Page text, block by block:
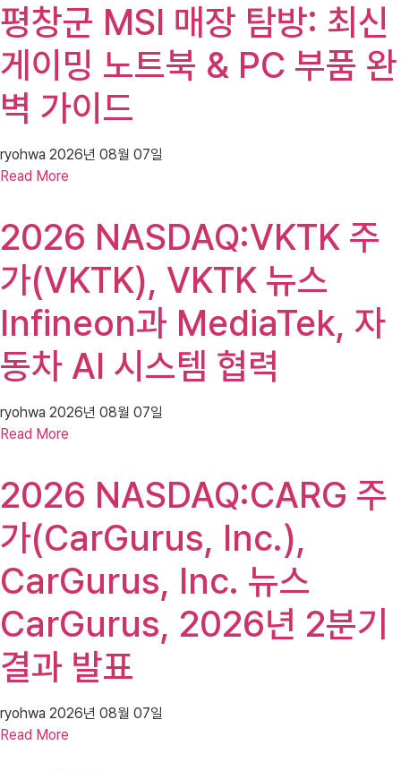
평창군 MSI 매장 탐방: 최신
게이밍 노트북 & PC 부품 완
벽 가이드
ryohwa 2026년 08월 07일
Read More
2026 NASDAQ:VKTK 주
가(VKTK), VKTK 뉴스
Infineon과 MediaTek, 자
동차 AI 시스템 협력
ryohwa 2026년 08월 07일
Read More
2026 NASDAQ:CARG 주
가(CarGurus, Inc.),
CarGurus, Inc. 뉴스
CarGurus, 2026년 2분기
결과 발표
ryohwa 2026년 08월 07일
Read More